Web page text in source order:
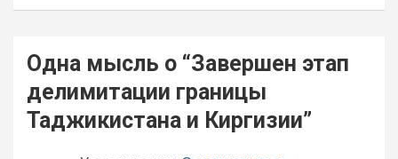
Навигация
по
записям
Одна мысль о “Завершен этап
делимитации границы
Таджикистана и Киргизии”